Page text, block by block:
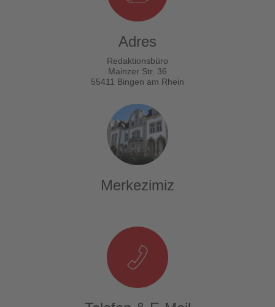
Adres
Redaktionsbüro
Mainzer Str. 36
55411 Bingen am Rhein
Merkezimiz